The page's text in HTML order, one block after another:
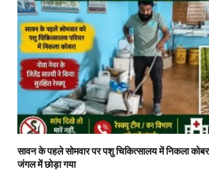
सावन के पहले सोमवार पर पशु चिकित्सालय में निकला
जंगल में छोड़ा गया